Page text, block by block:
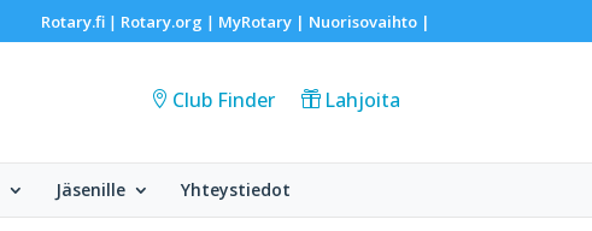
Rotary.fi| Rotary.org | MyRotary | Nuorisovaihto|
Club Finder Lahjoita
Jäsenille Yhteystiedot